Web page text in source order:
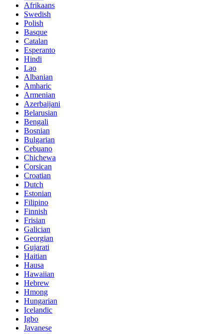
Afrikaans
Swedish
Polish
Basque
Catalan
Esperanto
Hindi
Lao
Albanian
Amharic
Armenian
Azerbaijani
Belarusian
Bengali
Bosnian
Bulgarian
Cebuano
Chichewa
Corsican
Croatian
Dutch
Estonian
Filipino
Finnish
Frisian
Galician
Georgian
Gujarati
Haitian
Hausa
Hawaiian
Hebrew
Hmong
Hungarian
Icelandic
Igbo
Javanese